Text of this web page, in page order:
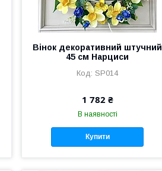
Вінок декоративний штучний
45 см Нарциси
SP014
1 782 ₴
В наявності
Купити